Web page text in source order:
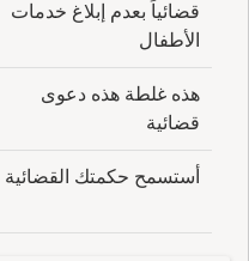
قضائياً بعدم إبلاغ خدمات
الأطفال
هذه غلطة هذه دعوى
قضائية
أستسمح حكمتك القضائية